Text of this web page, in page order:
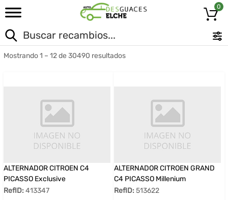
0
Mostrando 1 – 12 de 30490 resultados
ALTERNADOR CITROEN C4
PICASSO Exclusive
RefID: 413347
ALTERNADOR CITROEN GRAND
C4 PICASSO Millenium
RefID: 513622